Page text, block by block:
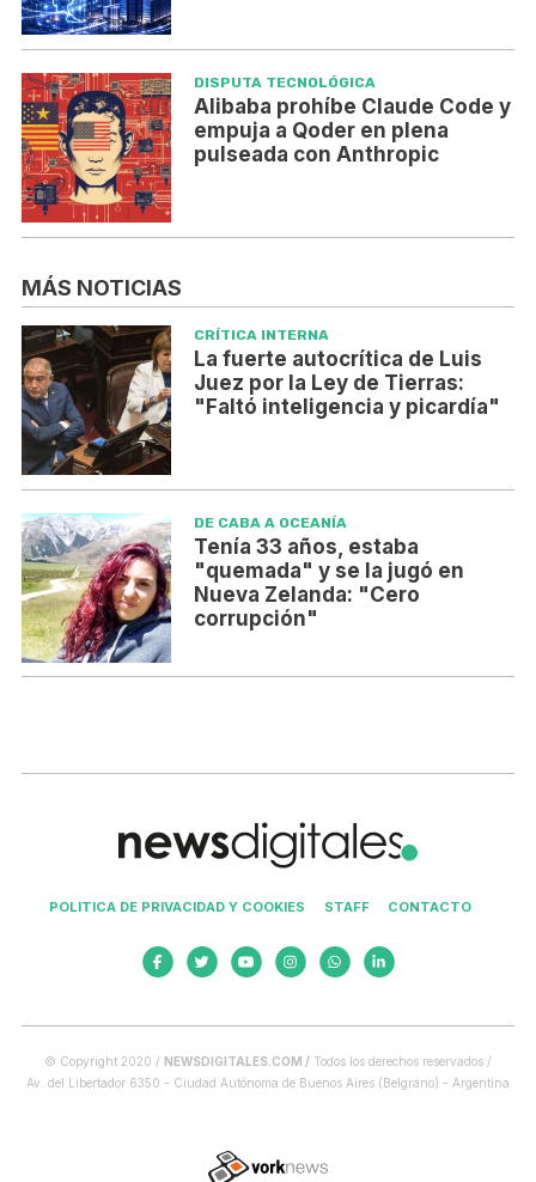
DISPUTA TECNOLÓGICA
Alibaba prohíbe Claude Code y
empuja a Qoder en plena
pulseada con Anthropic
MÁS NOTICIAS
CRÍTICA INTERNA
La fuerte autocrítica de Luis
Juez por la Ley de Tierras:
"Faltó inteligencia y picardía"
DE CABA A OCEANÍA
Tenía 33 años, estaba
"quemada" y se la jugó en
Nueva Zelanda: "Cero
corrupción"
POLITICA DE PRIVACIDAD Y COOKIES STAFF CONTACTO
© Copyright 2020 / NEWSDIGITALES.COM / Todos los derechos reservados /
Av. del Libertador 6350 - Ciudad Autónoma de Buenos Aires (Belgrano) - Argentina